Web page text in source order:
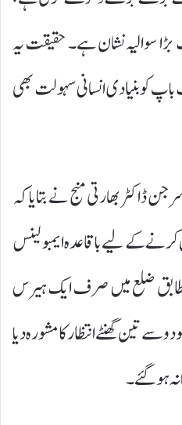
بڑا سوالیہ نشان ہے۔ حقیقت یہ
بنیادی انسانی سہولت بھی
ڈاکٹر بھارتی منج نے بتایا کہ
کے لیے باقاعدہ ایمبولینس
ضلع میں صرف ایک ہیرس
سے تین گھنٹے انتظار کا مشورہ دیا
ہو گئے۔